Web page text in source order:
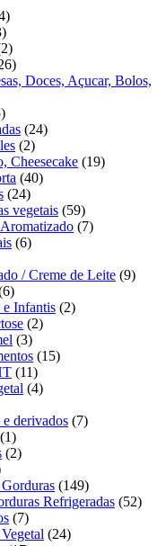
4
produtos
3
produtos
22
produtos
226
produtos
Doces, Açucar, Bolos,
95
produtos
2424
22
produtos
Cheesecake 1919
4040
2424
produtos
vegetais 5959
produtos
77
66
/ Creme de Leite 99
66
produtos
e Infantis 22
22
33
produtos
1515
1111
produtos
44
e derivados 77
11
produto
22
149149
produtos
Refrigeradas 5252
77
produtos
2424